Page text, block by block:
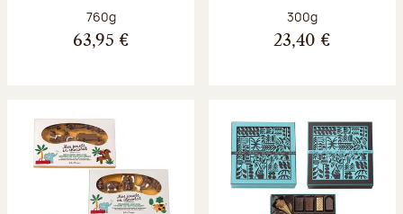
Poids net :
760g
63,95 €
Poids net :
300g
23,40 €